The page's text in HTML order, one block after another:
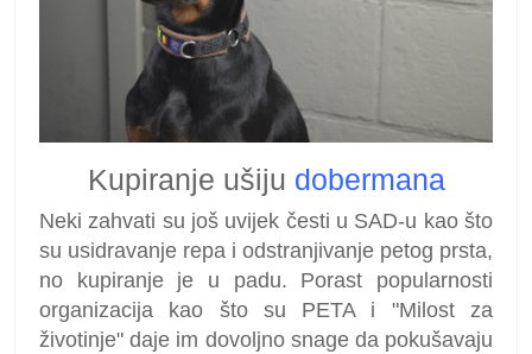
Kupiranje ušiju dobermana
Neki zahvati su još uvijek česti u SAD-u kao što
su usidravanje repa i odstranjivanje petog prsta,
no kupiranje je u padu. Porast popularnosti
organizacija kao što su PETA i "Milost za
životinje" daje im dovoljno snage da pokušavaju